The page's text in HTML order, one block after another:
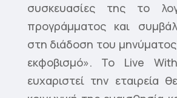
συσκευασίες της το
προγράμματος και
στη διάδοση του
εκφοβισμό». Το Live
ευχαριστεί την εταιρεία